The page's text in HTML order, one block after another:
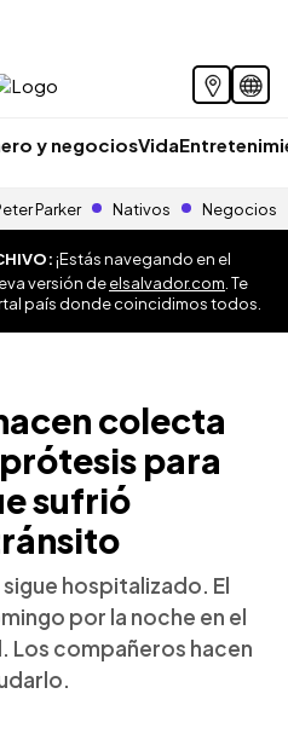
y negociosVida
Parker Nativos Negocios
¡Estás navegando en el
versión deelsalvador.com . Te
país donde coincidimos todos.
colecta
para
sufrió
sigue hospitalizado. El
por la noche en el
Los compañeros hacen